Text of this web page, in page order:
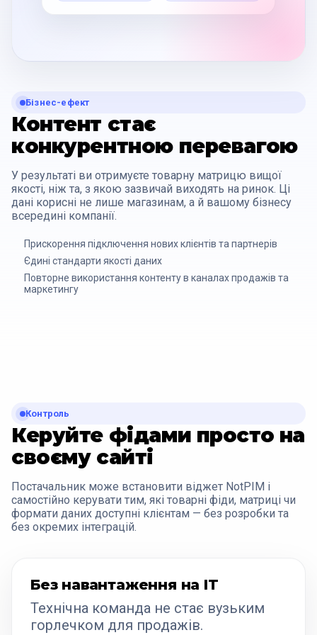
Бізнес-ефект
Контент стає
конкурентною перевагою
У результаті ви отримуєте товарну матрицю вищої
якості, ніж та, з якою зазвичай виходять на ринок. Ці
дані корисні не лише магазинам, а й вашому бізнесу
всередині компанії.
Прискорення підключення нових клієнтів та партнерів
Єдині стандарти якості даних
Повторне використання контенту в каналах продажів та
маркетингу
Контроль
Керуйте фідами просто на
своєму сайті
Постачальник може встановити віджет NotPIM і
самостійно керувати тим, які товарні фіди, матриці чи
формати даних доступні клієнтам — без розробки та
без окремих інтеграцій.
Без навантаження на IT
Технічна команда не стає вузьким
горлечком для продажів.